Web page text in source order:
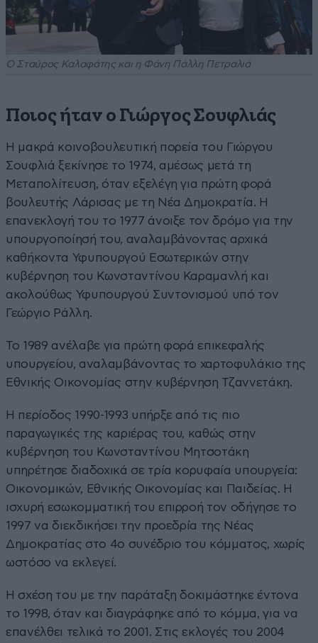
Ο Σταύρος Καλαφάτης και η Φάνη Πάλλη Πετραλιά
Ποιος ήταν ο Γιώργος Σουφλιάς
Η μακρά κοινοβουλευτική πορεία του Γιώργου
Σουφλιά ξεκίνησε το 1974, αμέσως μετά τη
Μεταπολίτευση, όταν εξελέγη για πρώτη φορά
βουλευτής Λάρισας με τη Νέα Δημοκρατία. Η
επανεκλογή του το 1977 άνοιξε τον δρόμο για την
υπουργοποίησή του, αναλαμβάνοντας αρχικά
καθήκοντα Υφυπουργού Εσωτερικών στην
κυβέρνηση του Κωνσταντίνου Καραμανλή και
ακολούθως Υφυπουργού Συντονισμού υπό τον
Γεώργιο Ράλλη.
Το 1989 ανέλαβε για πρώτη φορά επικεφαλής
υπουργείου, αναλαμβάνοντας το χαρτοφυλάκιο της
Εθνικής Οικονομίας στην κυβέρνηση Τζαννετάκη.
Η περίοδος 1990-1993 υπήρξε από τις πιο
παραγωγικές της καριέρας του, καθώς στην
κυβέρνηση του Κωνσταντίνου Μητσοτάκη
υπηρέτησε διαδοχικά σε τρία κορυφαία υπουργεία:
Οικονομικών, Εθνικής Οικονομίας και Παιδείας. Η
ισχυρή εσωκομματική του επιρροή τον οδήγησε το
1997 να διεκδικήσει την προεδρία της Νέας
Δημοκρατίας στο 4ο συνέδριο του κόμματος, χωρίς
ωστόσο να εκλεγεί.
Η σχέση του με την παράταξη δοκιμάστηκε έντονα
το 1998, όταν και διαγράφηκε από το κόμμα, για να
επανέλθει τελικά το 2001. Στις εκλογές του 2004